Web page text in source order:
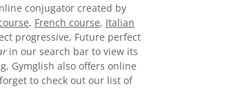
conjugator created by
, French course, Italian
progressive, Future perfect
in our search bar to view its
Gymglish also offers online
to check out our list of